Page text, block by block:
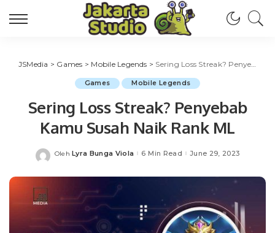
JSMedia > Games > Mobile Legends > Sering Loss Streak? Penyebab Kamu Susah Naik Rank ML
Games Mobile Legends
Sering Loss Streak? Penyebab
Kamu Susah Naik Rank ML
Posted
Oleh Lyra Bunga Viola 6 Min Read June 29, 2023